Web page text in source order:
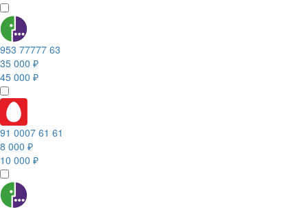
953 77777 63
35 000 ₽
45 000 ₽
91 0007 61 61
8 000 ₽
10 000 ₽